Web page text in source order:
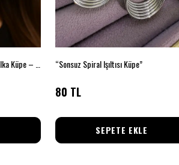
“Sonsuz Spiral Işıltısı Küpe”
80 TL
SEPETE EKLE